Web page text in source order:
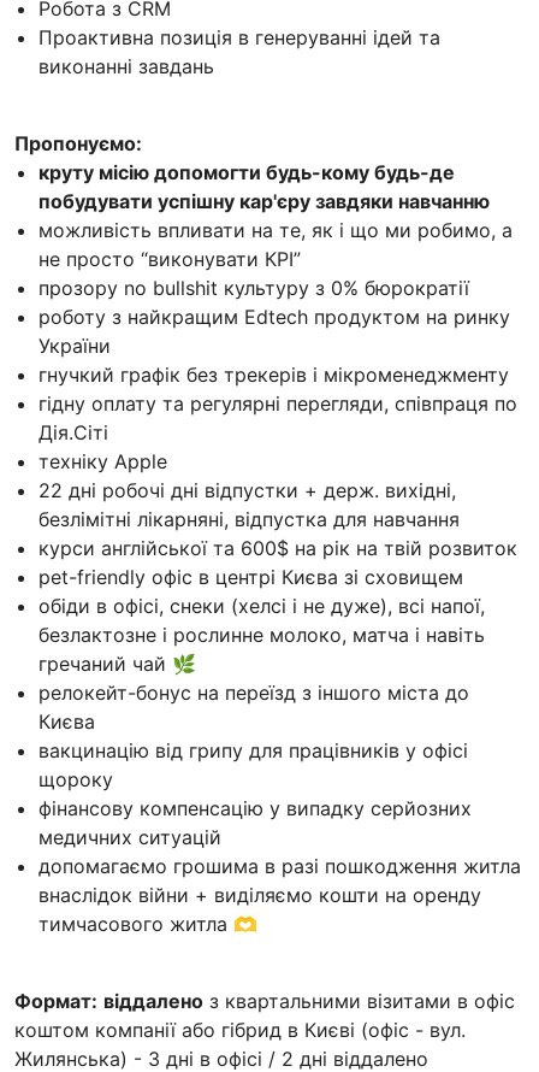
Робота з CRM
Проактивна позиція в генеруванні ідей та
виконанні завдань
Пропонуємо:
круту місію допомогти будь-кому будь-де
побудувати успішну кар'єру завдяки навчанню
можливість впливати на те, як і що ми робимо, а
не просто “виконувати КРІ”
прозору no bullshit культуру з 0% бюрократії
роботу з найкращим Edtech продуктом на ринку
України
гнучкий графік без трекерів і мікроменеджменту
гідну оплату та регулярні перегляди, співпраця по
Дія.Сіті
техніку Apple
22 дні робочі дні відпустки + держ. вихідні,
безлімітні лікарняні, відпустка для навчання
курси англійської та 600$ на рік на твій розвиток
pet-friendly офіс в центрі Києва зі сховищем
обіди в офісі, снеки (хелсі і не дуже), всі напої,
безлактозне і рослинне молоко, матча і навіть
гречаний чай 🌿
релокейт-бонус на переїзд з іншого міста до
Києва
вакцинацію від грипу для працівників у офісі
щороку
фінансову компенсацію у випадку серйозних
медичних ситуацій
допомагаємо грошима в разі пошкодження житла
внаслідок війни + виділяємо кошти на оренду
тимчасового житла 🫶
Формат: віддалено з квартальними візитами в офіс
коштом компанії або гібрид в Києві (офіс - вул.
Жилянська) - 3 дні в офісі / 2 дні віддалено